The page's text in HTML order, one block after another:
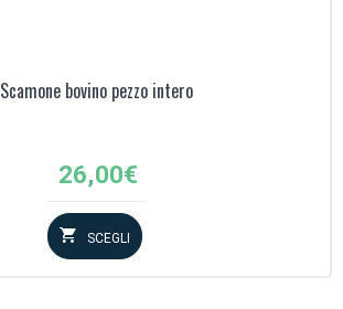
Scamone bovino pezzo intero
26,00€
SCEGLI